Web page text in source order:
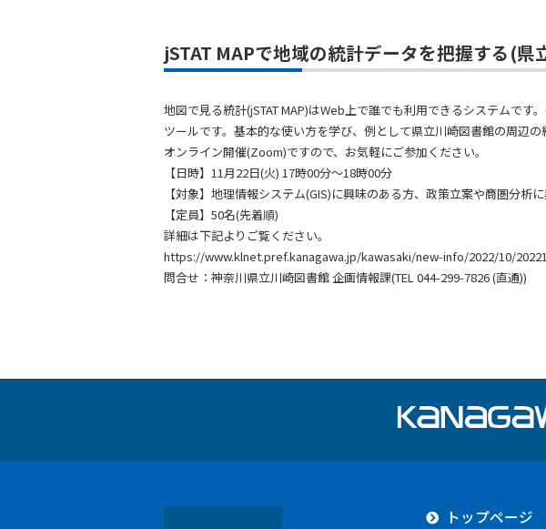
jSTAT MAPで地域の統計データを把握する(県
地図で見る統計(jSTAT MAP)はWeb上で誰でも利用できるシステムで
ツールです。基本的な使い方を学び、例として県立川崎図書館の周辺の
オンライン開催(Zoom)ですので、お気軽にご参加ください。
【日時】11月22日(火) 17時00分～18時00分
【対象】地理情報システム(GIS)に興味のある方、政策立案や商圏分析
【定員】50名(先着順)
詳細は下記よりご覧ください。
https://www.klnet.pref.kanagawa.jp/kawasaki/new-info/2022/10/
問合せ：神奈川県立川崎図書館 企画情報課(TEL 044-299-7826 (直通))
トップページ